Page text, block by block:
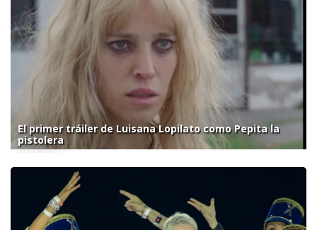
El primer tráiler de Luisana Lopilato como Pepita la
pistolera